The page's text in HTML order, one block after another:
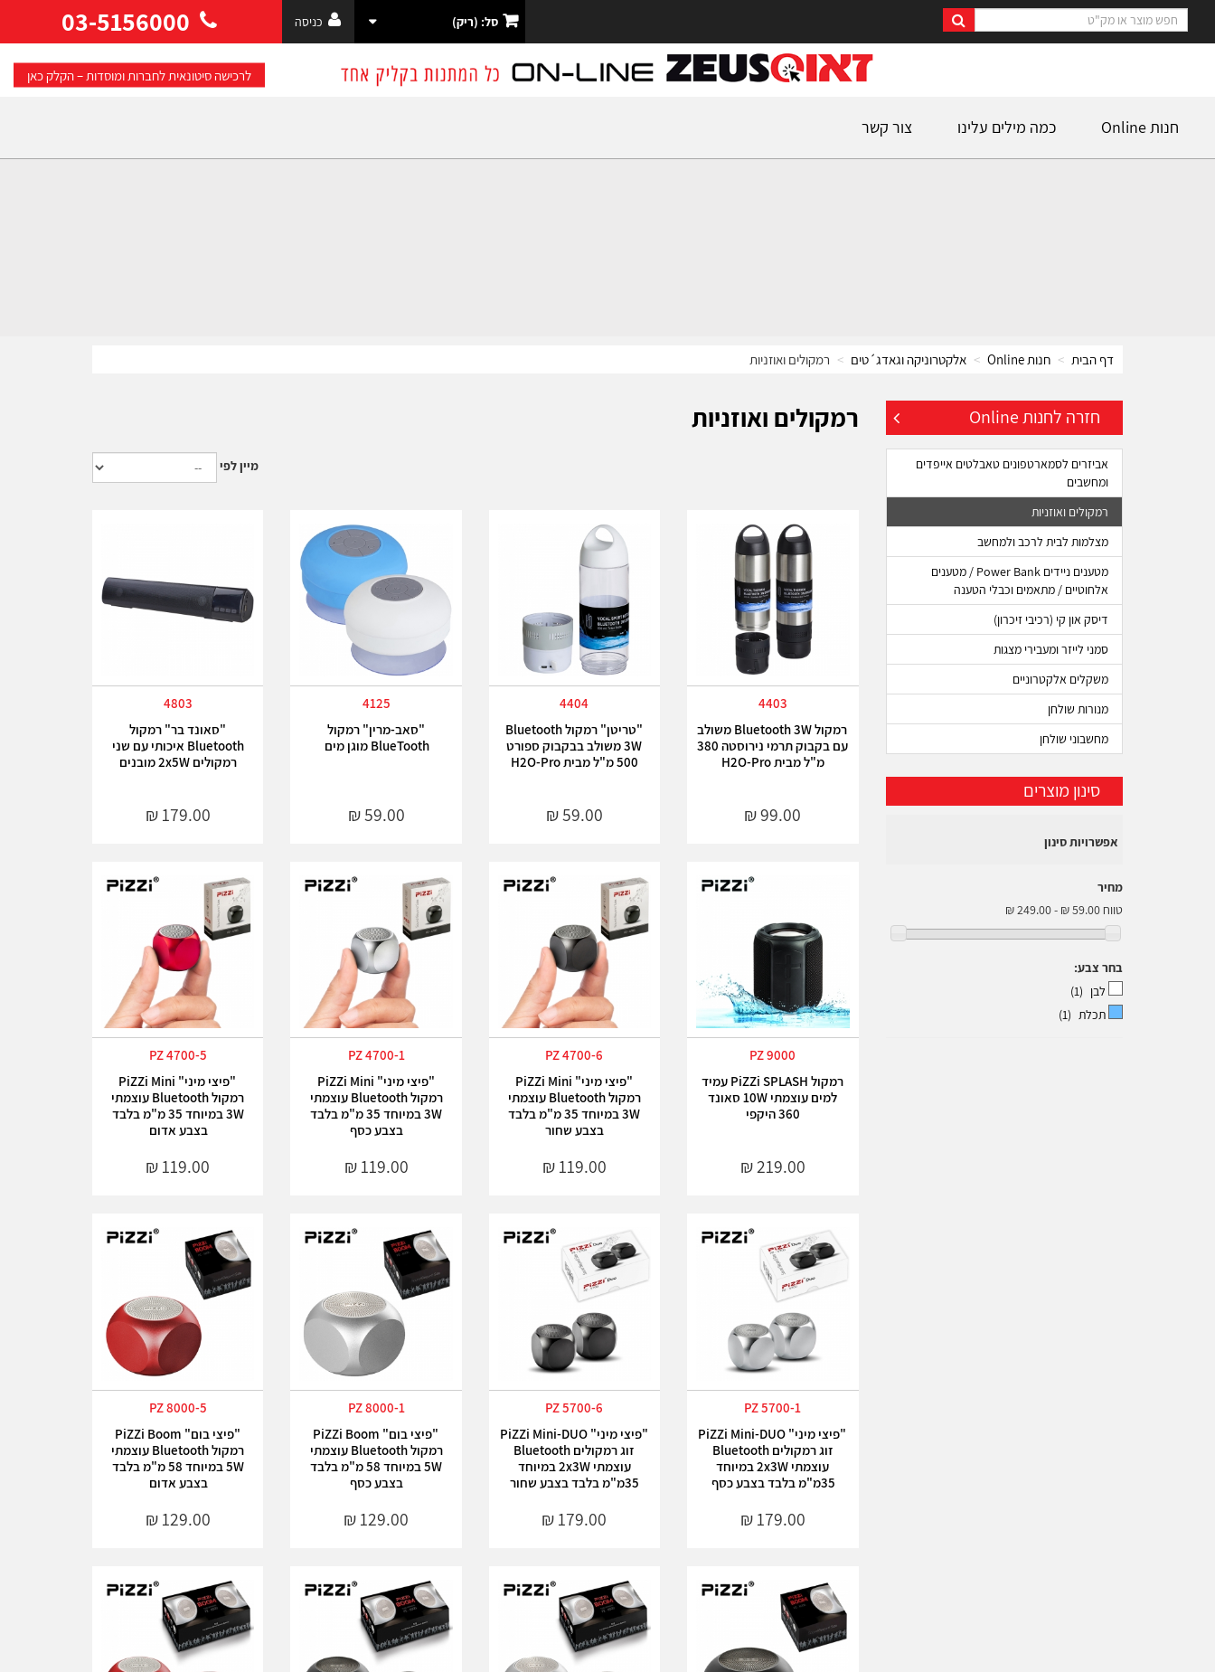
03-5156000 כניסה סל: (ריק)
לרכישה סיטונאית לחברות ומוסדות – הקלק כאן
חנות Online כמה מילים עלינו צור קשר
דף הבית חנות Online אלקטרוניקה וגאדג´טים רמקולים ואוזניות
חזרה לחנות Online
אביזרים לסמארטפונים טאבלטים אייפדים
ומחשבים
רמקולים ואוזניות
מצלמות לבית לרכב ולמחשב
מטענים ניידים Power Bank / מטענים
אלחוטיים / מתאמים וכבלי הטענה
דיסק און קי (רכיבי זיכרון)
סמני לייזר ומעבירי מצגות
משקלים אלקטרוניים
מנורות שולחן
מחשבוני שולחן
סינון מוצרים
אפשרויות סינון
מחיר
טווח
בחר צבע:
לבן (1)
תכלת (1)
רמקולים ואוזניות
מיין לפי
4403
רמקול Bluetooth 3W משולב
עם בקבוק תרמי נירוסטה 380
מ"ל מבית H2O-Pro
4404
"טריטן" רמקול Bluetooth
3W משולב בבקבוק ספורט
500 מ"ל מבית H2O-Pro
4125
"סאב-מרין" רמקול
BlueTooth מוגן מים
4803
"סאונד בר" רמקול
Bluetooth איכותי עם שני
רמקולים 2x5W מובנים
PZ 9000
רמקול PiZZi SPLASH עמיד
למים עוצמתי 10W סאונד
360 היקפי
PZ 4700-6
"פיצי מיני" PiZZi Mini
רמקול Bluetooth עוצמתי
3W במיוחד 35 מ"מ בלבד
בצבע שחור
PZ 4700-1
"פיצי מיני" PiZZi Mini
רמקול Bluetooth עוצמתי
3W במיוחד 35 מ"מ בלבד
בצבע כסף
PZ 4700-5
"פיצי מיני" PiZZi Mini
רמקול Bluetooth עוצמתי
3W במיוחד 35 מ"מ בלבד
בצבע אדום
PZ 5700-1
"פיצי מיני" PiZZi Mini-DUO
זוג רמקולים Bluetooth
עוצמתי 2x3W במיוחד
35מ"מ בלבד בצבע כסף
PZ 5700-6
"פיצי מיני" PiZZi Mini-DUO
זוג רמקולים Bluetooth
עוצמתי 2x3W במיוחד
35מ"מ בלבד בצבע שחור
PZ 8000-1
"פיצי בום" PiZZi Boom
רמקול Bluetooth עוצמתי
5W במיוחד 58 מ"מ בלבד
בצבע כסף
PZ 8000-5
"פיצי בום" PiZZi Boom
רמקול Bluetooth עוצמתי
5W במיוחד 58 מ"מ בלבד
בצבע אדום